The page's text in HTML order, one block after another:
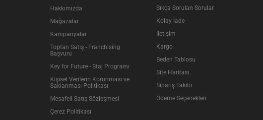
Hakkımızda
Mağazalar
Kampanyalar
Toptan Satış - Franchising
Başvuru
Key for Future - Staj Programı
Kişisel Verilerin Korunması ve
Saklanması Politikası
Mesafeli Satış Sözleşmesi
Çerez Politikası
Sıkça Sorulan Sorular
Kolay İade
İletişim
Kargo
Beden Tablosu
Site Haritası
Sipariş Takibi
Ödeme Seçenekleri